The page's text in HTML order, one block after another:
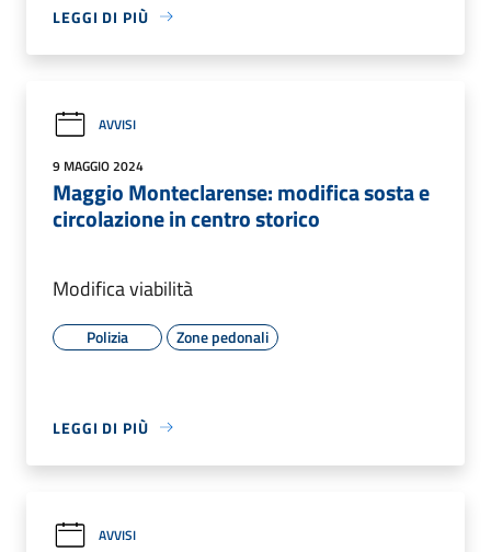
LEGGI DI PIÙ
AVVISI
9 MAGGIO 2024
Maggio Monteclarense: modifica sosta e
circolazione in centro storico
Modifica viabilità
Polizia Zone pedonali
LEGGI DI PIÙ
AVVISI